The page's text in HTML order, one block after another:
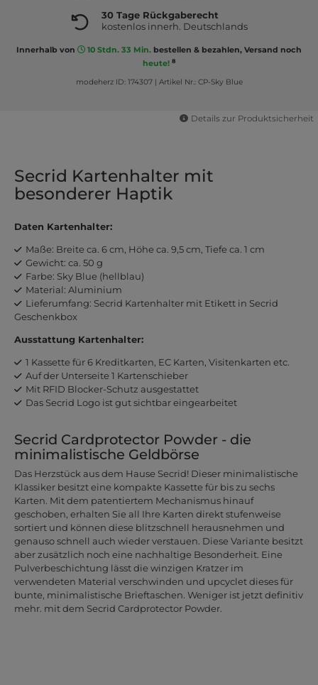
30 Tage Rückgaberecht
kostenlos innerh. Deutschlands
Innerhalb von 10 Stdn. 33 Min. bestellen & bezahlen, Versand noch
heute! 8
modeherz ID: 174307| Artikel Nr.: CP-Sky Blue
Details zur Produktsicherheit
Secrid Kartenhalter mit
besonderer Haptik
Daten Kartenhalter:
Maße: Breite ca. 6 cm, Höhe ca. 9,5 cm, Tiefe ca. 1 cm
Gewicht: ca. 50 g
Farbe: Sky Blue (hellblau)
Material: Aluminium
Lieferumfang: Secrid Kartenhalter mit Etikett in Secrid
Geschenkbox
Ausstattung Kartenhalter:
1 Kassette für 6 Kreditkarten, EC Karten, Visitenkarten etc.
Auf der Unterseite 1 Kartenschieber
Mit RFID Blocker-Schutz ausgestattet
Das Secrid Logo ist gut sichtbar eingearbeitet
Secrid Cardprotector Powder - die
minimalistische Geldbörse
Das Herzstück aus dem Hause Secrid! Dieser minimalistische
Klassiker besitzt eine kompakte Kassette für bis zu sechs
Karten. Mit dem patentiertem Mechanismus hinauf
geschoben, erhalten Sie all Ihre Karten direkt stufenweise
sortiert und können diese blitzschnell herausnehmen und
genauso schnell auch wieder verstauen. Diese Variante besitzt
aber zusätzlich noch eine nachhaltige Besonderheit. Eine
Pulverbeschichtung lässt die winzigen Kratzer im
verwendeten Material verschwinden und upcyclet dieses für
bunte, minimalistische Brieftaschen. Weniger ist jetzt definitiv
mehr. mit dem Secrid Cardprotector Powder.